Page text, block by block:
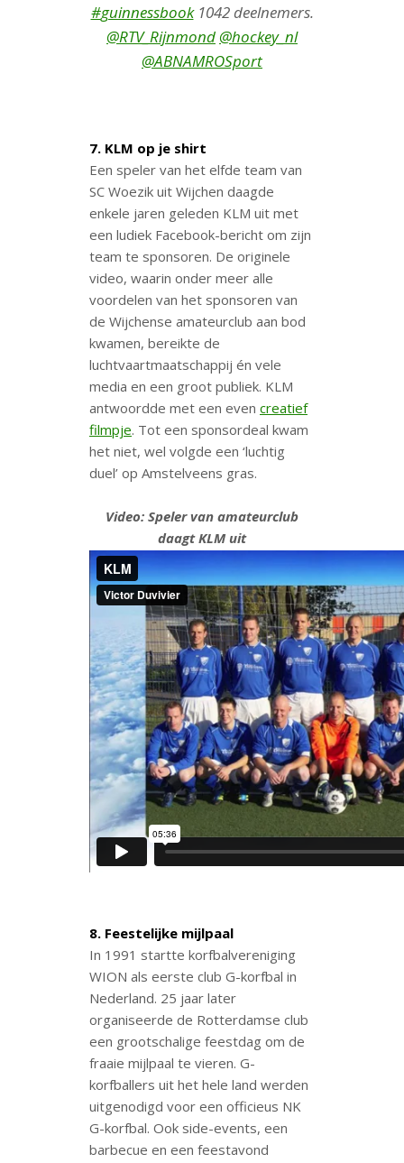
#guinnessbook1042 deelnemers.
@RTV_Rijnmond @hockey_nl
@ABNAMROSport
7. KLM op je shirt
Een speler van het elfde team van
SC Woezik uit Wijchen daagde
enkele jaren geleden KLM uit met
een ludiek Facebook-bericht om zijn
team te sponsoren. De originele
video, waarin onder meer alle
voordelen van het sponsoren van
de Wijchense amateurclub aan bod
kwamen, bereikte de
luchtvaartmaatschappij én vele
media en een groot publiek. KLM
antwoordde met een even creatief
filmpje. Tot een sponsordeal kwam
het niet, wel volgde een ‘luchtig
duel’ op Amstelveens gras.
Video: Speler van amateurclub
daagt KLM uit
8. Feestelijke mijlpaal
In 1991 startte korfbalvereniging
WION als eerste club G-korfbal in
Nederland. 25 jaar later
organiseerde de Rotterdamse club
een grootschalige feestdag om de
fraaie mijlpaal te vieren. G-
korfballers uit het hele land werden
uitgenodigd voor een officieus NK
G-korfbal. Ook side-events, een
barbecue en een feestavond